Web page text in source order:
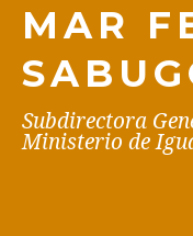
MAR
Subdirectora
Ministerio de